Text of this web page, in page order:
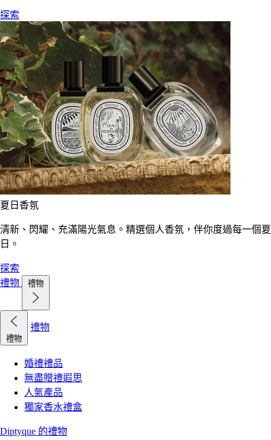
探索
夏日香氛
清新、閃耀、充滿陽光氣息。精選個人香氛，伴你度過每一個夏
日。
探索
禮物
禮物
禮物
禮物
婚禮禮品
無盡贈禮遐思
人氣產品
獨家香水禮盒
Diptyque 的禮物